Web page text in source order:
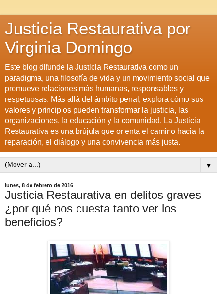
Justicia Restaurativa por
Virginia Domingo
Este blog difunde la Justicia Restaurativa como un
paradigma, una filosofía de vida y un movimiento social que
promueve relaciones más humanas, responsables y
respetuosas. Más allá del ámbito penal, explora cómo sus
valores y principios pueden transformar la justicia, las
organizaciones, la educación y la comunidad. La Justicia
Restaurativa es una brújula que orienta el camino hacia la
reparación, el diálogo y una convivencia más justa.
▼
lunes, 8 de febrero de 2016
Justicia Restaurativa en delitos graves
¿por qué nos cuesta tanto ver los
beneficios?